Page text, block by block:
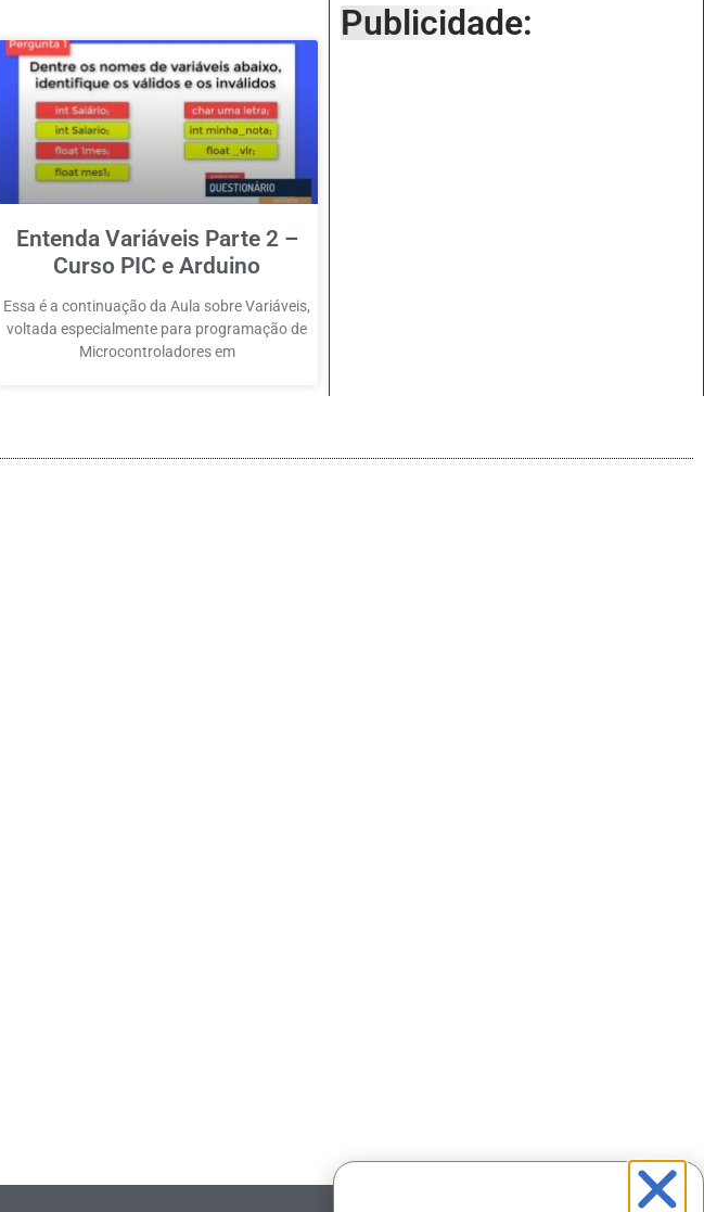
Entenda Variáveis Parte 2 –
Curso PIC e Arduino
Essa é a continuação da Aula sobre Variáveis,
voltada especialmente para programação de
Microcontroladores em
Publicidade: